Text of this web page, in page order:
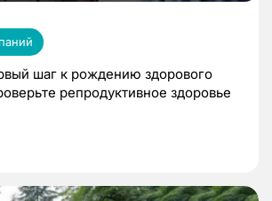
шаг к рождению здорового
репродуктивное здоровье